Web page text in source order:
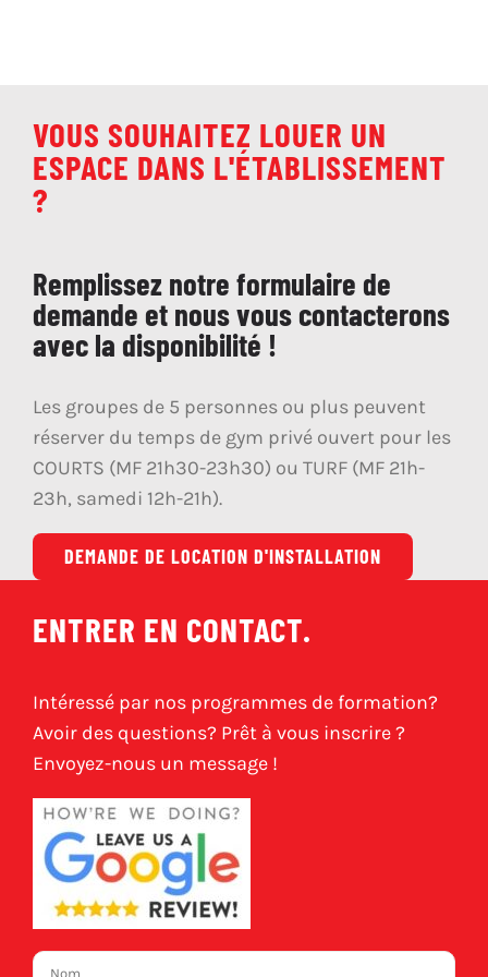
VOUS SOUHAITEZ LOUER UN
ESPACE DANS L'ÉTABLISSEMENT
?
Remplissez notre formulaire de
demande et nous vous contacterons
avec la disponibilité !
Les groupes de 5 personnes ou plus peuvent
réserver du temps de gym privé ouvert pour les
COURTS (MF 21h30-23h30) ou TURF (MF 21h-
23h, samedi 12h-21h).
DEMANDE DE LOCATION D'INSTALLATION
ENTRER EN CONTACT.
Intéressé par nos programmes de formation?
Avoir des questions? Prêt à vous inscrire ?
Envoyez-nous un message !
Nom